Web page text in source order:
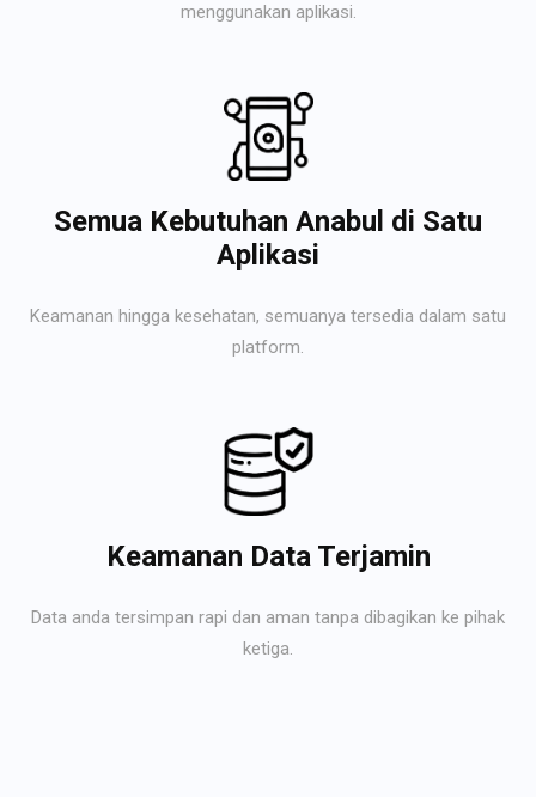
menggunakan aplikasi.
Semua Kebutuhan Anabul di Satu
Aplikasi
Keamanan hingga kesehatan, semuanya tersedia dalam satu
platform.
Keamanan Data Terjamin
Data anda tersimpan rapi dan aman tanpa dibagikan ke pihak
ketiga.